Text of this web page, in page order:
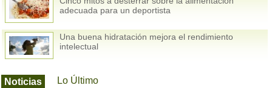
adecuada para un deportista
Una buena hidratación mejora el rendimiento
intelectual
Noticias Lo Último